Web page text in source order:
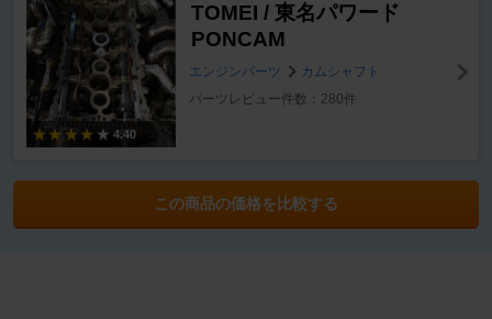
4.40
TOMEI / 東名パワード
PONCAM
エンジンパーツ
カムシャフト
パーツレビュー件数：280件
この商品の価格を比較する